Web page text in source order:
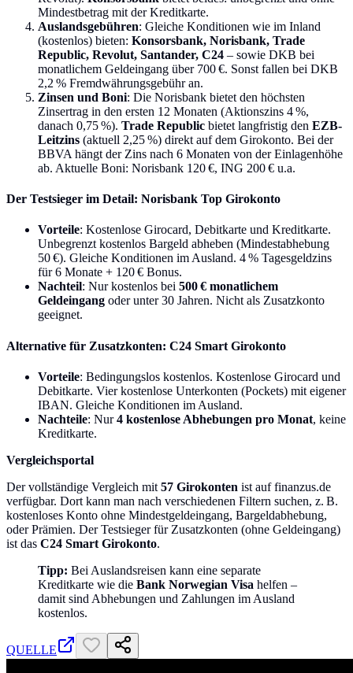
Mindestbetrag mit der Kreditkarte.
Auslandsgebühren: Gleiche Konditionen wie im Inland
(kostenlos) bieten: Konsorsbank, Norisbank, Trade
Republic, Revolut, Santander, C24 – sowie DKB bei
monatlichem Geldeingang über 700 €. Sonst fallen bei DKB
2,2 % Fremdwährungsgebühr an.
Zinsen und Boni: Die Norisbank bietet den höchsten
Zinsertrag in den ersten 12 Monaten (Aktionszins 4 %,
danach 0,75 %). Trade Republic bietet langfristig den EZB-
Leitzins (aktuell 2,25 %) direkt auf dem Girokonto. Bei der
BBVA hängt der Zins nach 6 Monaten von der Einlagenhöhe
ab. Aktuelle Boni: Norisbank 120 €, ING 200 € u.a.
Der Testsieger im Detail: Norisbank Top Girokonto
Vorteile: Kostenlose Girocard, Debitkarte und Kreditkarte.
Unbegrenzt kostenlos Bargeld abheben (Mindestabhebung
50 €). Gleiche Konditionen im Ausland. 4 % Tagesgeldzins
für 6 Monate + 120 € Bonus.
Nachteil: Nur kostenlos bei 500 € monatlichem
Geldeingang oder unter 30 Jahren. Nicht als Zusatzkonto
geeignet.
Alternative für Zusatzkonten: C24 Smart Girokonto
Vorteile: Bedingungslos kostenlos. Kostenlose Girocard und
Debitkarte. Vier kostenlose Unterkonten (Pockets) mit eigener
IBAN. Gleiche Konditionen im Ausland.
Nachteile: Nur4 kostenlose Abhebungen pro Monat, keine
Kreditkarte.
Vergleichsportal
Der vollständige Vergleich mit 57 Girokonten ist auf finanzus.de
verfügbar. Dort kann man nach verschiedenen Filtern suchen, z. B.
kostenloses Konto ohne Mindestgeldeingang, Bargeldabhebung,
oder Prämien. Der Testsieger für Zusatzkonten (ohne Geldeingang)
ist das C24 Smart Girokonto.
Tipp: Bei Auslandsreisen kann eine separate
Kreditkarte wie die Bank Norwegian Visa helfen –
damit sind Abhebungen und Zahlungen im Ausland
kostenlos.
QUELLE